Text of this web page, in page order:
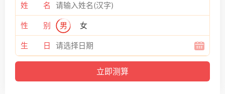
姓 名
性 别 男 女
生 日